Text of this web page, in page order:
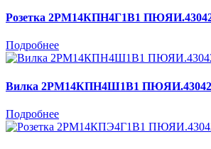
Розетка 2РМ14КПН4Г1В1
Подробнее
Вилка 2РМ14КПН4Ш1В1
Подробнее